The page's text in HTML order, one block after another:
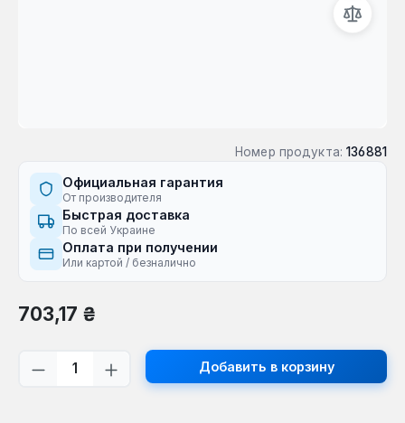
Номер продукта: 136881
Официальная гарантия
От производителя
Быстрая доставка
По всей Украине
Оплата при получении
Или картой / безналично
Обычная цена:
703,17 ₴
Количество продукта: введите
Добавить в корзину